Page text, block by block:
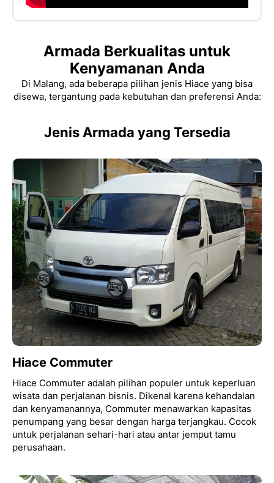
Armada Berkualitas untuk
Kenyamanan Anda
Di Malang, ada beberapa pilihan jenis Hiace yang bisa
disewa, tergantung pada kebutuhan dan preferensi Anda:
Jenis Armada yang Tersedia
Hiace Commuter
Hiace Commuter adalah pilihan populer untuk keperluan
wisata dan perjalanan bisnis. Dikenal karena kehandalan
dan kenyamanannya, Commuter menawarkan kapasitas
penumpang yang besar dengan harga terjangkau. Cocok
untuk perjalanan sehari-hari atau antar jemput tamu
perusahaan.